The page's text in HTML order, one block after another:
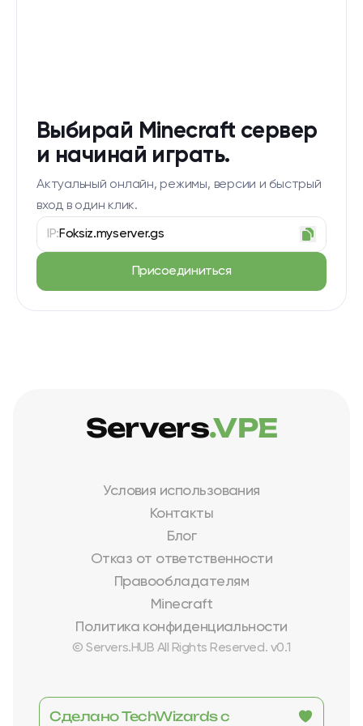
Выбирай Minecraft сервер
и начинай играть.
Актуальный онлайн, режимы, версии и быстрый
вход в один клик.
IP:Foksiz.myserver.gs
Присоединиться
Условия использования
Контакты
Блог
Отказ от ответственности
Правообладателям
Minecraft
Политика конфиденциальности
© Servers.HUB All Rights Reserved. v0.1
Servers.VPE
Сделано TechWizards с